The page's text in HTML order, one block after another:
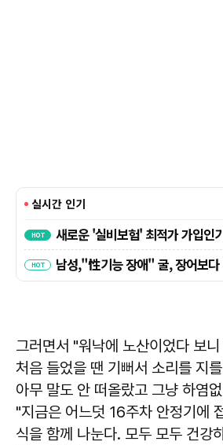
그러면서 "워낙에 노산이었다 보
처음 들었을 땐 기뻐서 소리를 지
아무 말도 안 떠올랐고 그냥 하염
"지금은 어느덧 16주차 안정기에
식을 함께 나눈다. 모두 모두 건강